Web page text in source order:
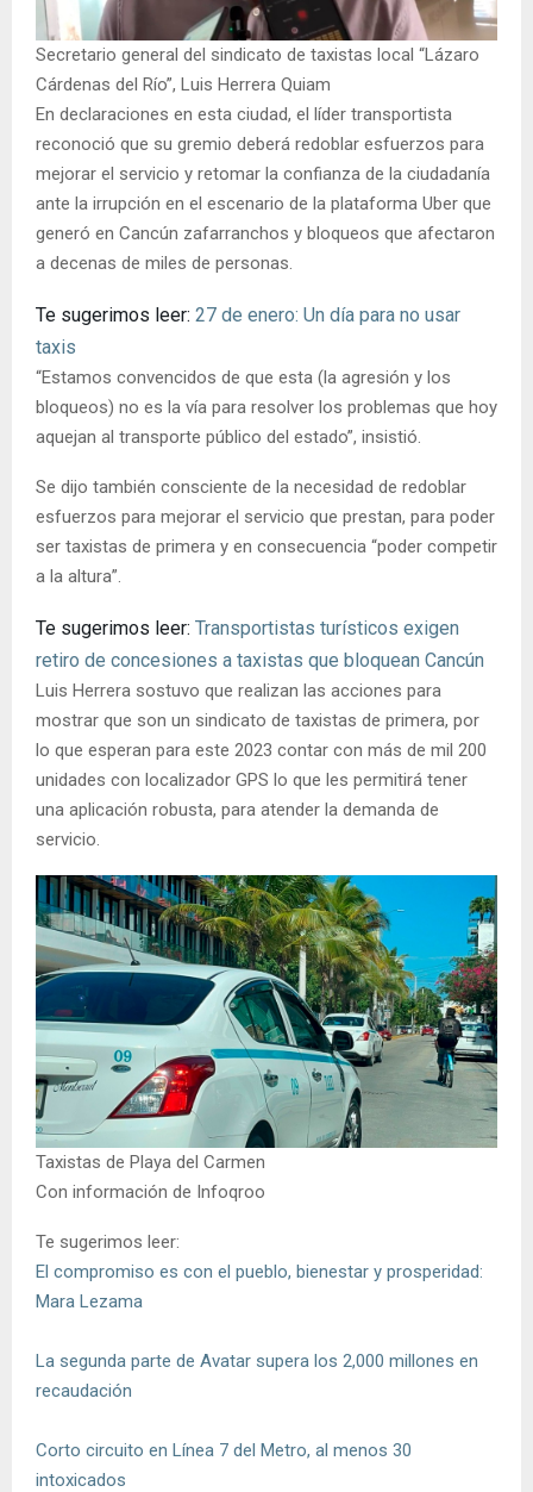
Secretario general del sindicato de taxistas local “Lázaro
Cárdenas del Río”, Luis Herrera Quiam
En declaraciones en esta ciudad, el líder transportista
reconoció que su gremio deberá redoblar esfuerzos para
mejorar el servicio y retomar la confianza de la ciudadanía
ante la irrupción en el escenario de la plataforma Uber que
generó en Cancún zafarranchos y bloqueos que afectaron
a decenas de miles de personas.
Te sugerimos leer: 27 de enero: Un día para no usar
taxis
“Estamos convencidos de que esta (la agresión y los
bloqueos) no es la vía para resolver los problemas que hoy
aquejan al transporte público del estado”, insistió.
Se dijo también consciente de la necesidad de redoblar
esfuerzos para mejorar el servicio que prestan, para poder
ser taxistas de primera y en consecuencia “poder competir
a la altura”.
Te sugerimos leer: Transportistas turísticos exigen
retiro de concesiones a taxistas que bloquean Cancún
Luis Herrera sostuvo que realizan las acciones para
mostrar que son un sindicato de taxistas de primera, por
lo que esperan para este 2023 contar con más de mil 200
unidades con localizador GPS lo que les permitirá tener
una aplicación robusta, para atender la demanda de
servicio.
Taxistas de Playa del Carmen
Con información de Infoqroo
Te sugerimos leer:
El compromiso es con el pueblo, bienestar y prosperidad:
Mara Lezama
La segunda parte de Avatar supera los 2,000 millones en
recaudación
Corto circuito en Línea 7 del Metro, al menos 30
intoxicados